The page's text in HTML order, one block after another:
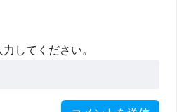
してください。